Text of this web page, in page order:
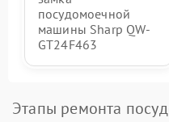
посудомоечной
машины Sharp QW-
GT24F463
Этапы ремонта